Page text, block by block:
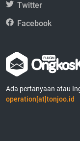
Twitter
Facebook
Ada pertanyaan atau
operation[at]tonjoo.id